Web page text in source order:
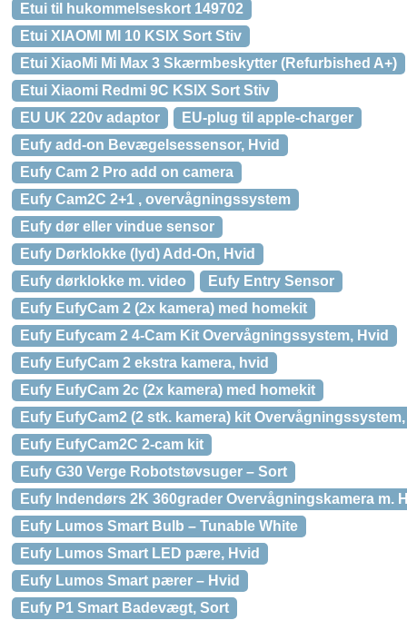
Etui til hukommelseskort 149702
Etui XIAOMI MI 10 KSIX Sort Stiv
Etui XiaoMi Mi Max 3 Skærmbeskytter (Refurbished A+)
Etui Xiaomi Redmi 9C KSIX Sort Stiv
EU UK 220v adaptor
EU-plug til apple-charger
Eufy add-on Bevægelsessensor, Hvid
Eufy Cam 2 Pro add on camera
Eufy Cam2C 2+1 , overvågningssystem
Eufy dør eller vindue sensor
Eufy Dørklokke (lyd) Add-On, Hvid
Eufy dørklokke m. video
Eufy Entry Sensor
Eufy EufyCam 2 (2x kamera) med homekit
Eufy Eufycam 2 4-Cam Kit Overvågningssystem, Hvid
Eufy EufyCam 2 ekstra kamera, hvid
Eufy EufyCam 2c (2x kamera) med homekit
Eufy EufyCam2 (2 stk. kamera) kit
Eufy EufyCam2C 2-cam kit
Eufy G30 Verge Robotstøvsuger – Sort
Eufy Indendørs 2K 360grader Overvågningskamera m.
Eufy Lumos Smart Bulb – Tunable White
Eufy Lumos Smart LED pære, Hvid
Eufy Lumos Smart pærer – Hvid
Eufy P1 Smart Badevægt, Sort